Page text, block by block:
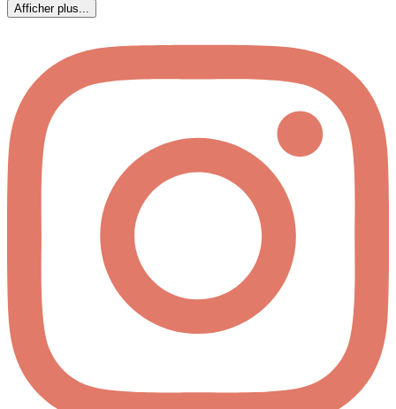
Afficher plus...